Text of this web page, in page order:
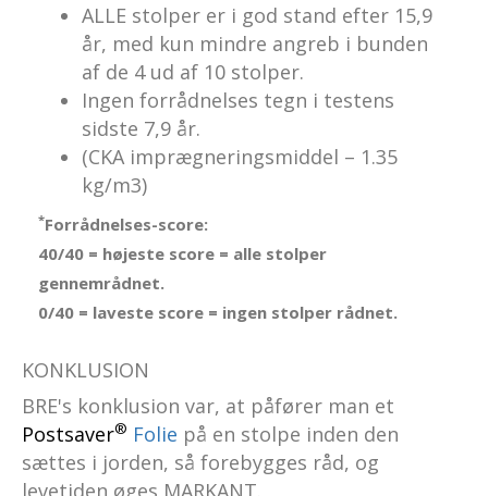
ALLE stolper er i god stand efter 15,9
år, med kun mindre angreb i bunden
af de 4 ud af 10 stolper.
Ingen forrådnelses tegn i testens
sidste 7,9 år.
(CKA imprægneringsmiddel – 1.35
kg/m3)
*Forrådnelses-score:
40/40 = højeste score = alle stolper
gennemrådnet.
0/40 = laveste score = ingen stolper rådnet.
KONKLUSION
BRE's konklusion var, at påfører man et
Postsaver® Folie på en stolpe inden den
sættes i jorden, så forebygges råd, og
levetiden øges MARKANT.